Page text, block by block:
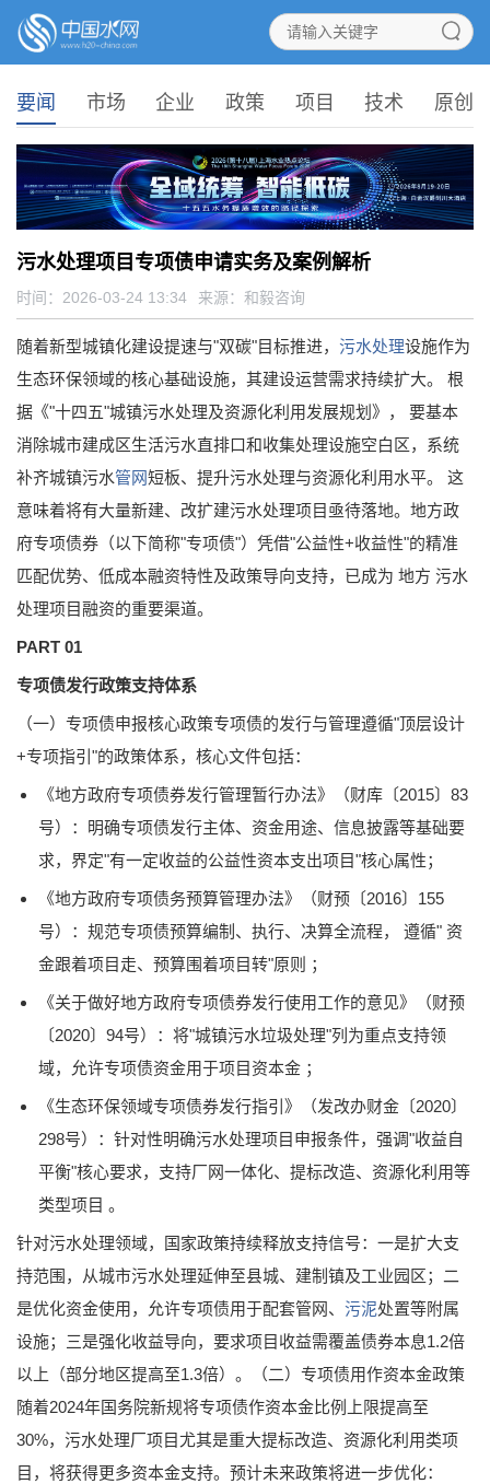
要闻 市场 企业 政策 项目 技术 原创
污水处理项目专项债申请实务及案例解析
时间：2026-03-24 13:34 来源： 和毅咨询
随着新型城镇化建设提速与"双碳"目标推进， 污水处理设施作为
生态环保领域的核心基础设施，其建设运营需求持续扩大。 根
据《"十四五"城镇污水处理及资源化利用发展规划》， 要基本
消除城市建成区生活污水直排口和收集处理设施空白区，系统
补齐城镇污水管网短板、提升污水处理与资源化利用水平。 这
意味着将有大量新建、改扩建污水处理项目亟待落地。地方政
府专项债券（以下简称"专项债"）凭借"公益性+收益性"的精准
匹配优势、低成本融资特性及政策导向支持，已成为 地方 污水
处理项目融资的重要渠道。
PART 01
专项债发行政策支持体系
（一）专项债申报核心政策专项债的发行与管理遵循"顶层设计
+专项指引"的政策体系，核心文件包括：
《地方政府专项债券发行管理暂行办法》（财库〔2015〕83
号）：明确专项债发行主体、资金用途、信息披露等基础要
求，界定"有一定收益的公益性资本支出项目"核心属性；
《地方政府专项债务预算管理办法》（财预〔2016〕155
号）：规范专项债预算编制、执行、决算全流程， 遵循" 资
金跟着项目走、预算围着项目转"原则 ；
《关于做好地方政府专项债券发行使用工作的意见》（财预
〔2020〕94号）：将"城镇污水垃圾处理"列为重点支持领
域，允许专项债资金用于项目资本金 ；
《生态环保领域专项债券发行指引》（发改办财金〔2020〕
298号）：针对性明确污水处理项目申报条件，强调"收益自
平衡"核心要求，支持厂网一体化、提标改造、资源化利用等
类型项目 。
针对污水处理领域，国家政策持续释放支持信号：一是扩大支
持范围，从城市污水处理延伸至县城、建制镇及工业园区；二
是优化资金使用，允许专项债用于配套管网、 污泥处置等附属
设施；三是强化收益导向，要求项目收益需覆盖债券本息1.2倍
以上（部分地区提高至1.3倍）。（二）专项债用作资本金政策
随着2024年国务院新规将专项债作资本金比例上限提高至
30%，污水处理厂项目尤其是重大提标改造、资源化利用类项
目，将获得更多资本金支持。预计未来政策将进一步优化：